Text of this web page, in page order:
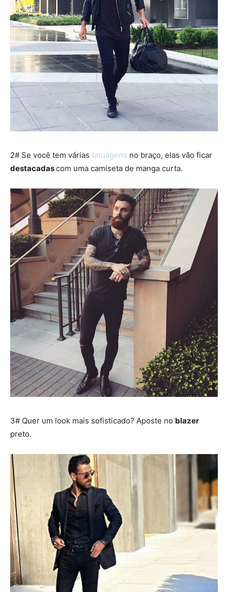
2# Se você tem várias tatuagens no braço, elas vão ficar
destacadascom uma camiseta de manga curta.
3# Quer um look mais sofisticado? Aposte no blazer
preto.